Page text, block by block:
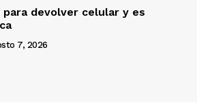
para devolver celular y es
7, 2026